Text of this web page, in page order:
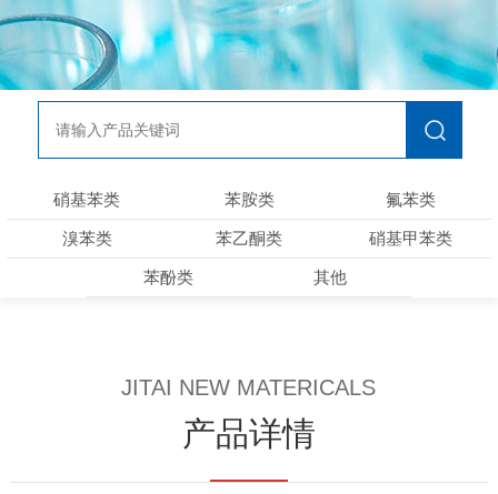
硝基苯类 苯胺类 氟苯类
溴苯类 苯乙酮类 硝基甲苯类
苯酚类 其他
JITAI NEW MATERICALS
产品详情